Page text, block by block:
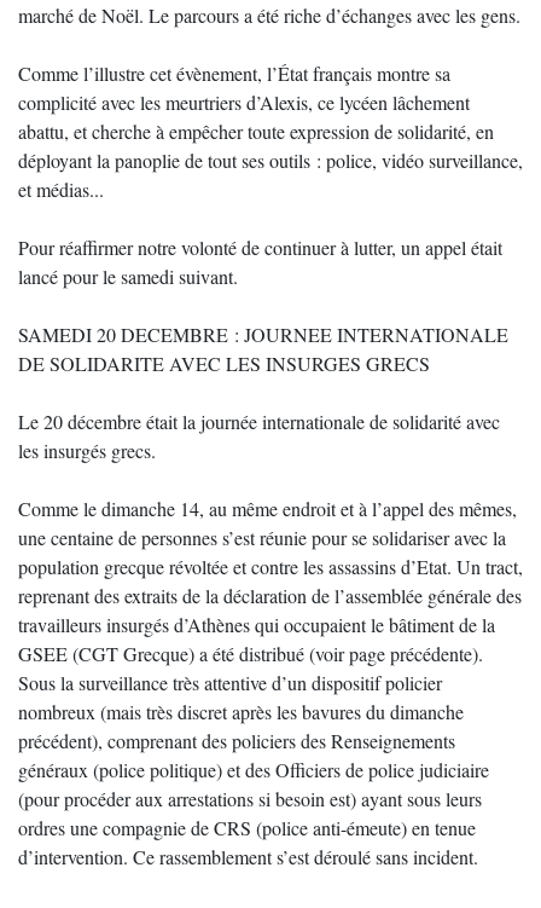
marché de Noël. Le parcours a été riche d’échanges avec les gens.
Comme l’illustre cet évènement, l’État français montre sa
complicité avec les meurtriers d’Alexis, ce lycéen lâchement
abattu, et cherche à empêcher toute expression de solidarité, en
déployant la panoplie de tout ses outils : police, vidéo surveillance,
et médias...
Pour réaffirmer notre volonté de continuer à lutter, un appel était
lancé pour le samedi suivant.
SAMEDI 20 DECEMBRE : JOURNEE INTERNATIONALE
DE SOLIDARITE AVEC LES INSURGES GRECS
Le 20 décembre était la journée internationale de solidarité avec
les insurgés grecs.
Comme le dimanche 14, au même endroit et à l’appel des mêmes,
une centaine de personnes s’est réunie pour se solidariser avec la
population grecque révoltée et contre les assassins d’Etat. Un tract,
reprenant des extraits de la déclaration de l’assemblée générale des
travailleurs insurgés d’Athènes qui occupaient le bâtiment de la
GSEE (CGT Grecque) a été distribué (voir page précédente).
Sous la surveillance très attentive d’un dispositif policier
nombreux (mais très discret après les bavures du dimanche
précédent), comprenant des policiers des Renseignements
généraux (police politique) et des Officiers de police judiciaire
(pour procéder aux arrestations si besoin est) ayant sous leurs
ordres une compagnie de CRS (police anti-émeute) en tenue
d’intervention. Ce rassemblement s’est déroulé sans incident.